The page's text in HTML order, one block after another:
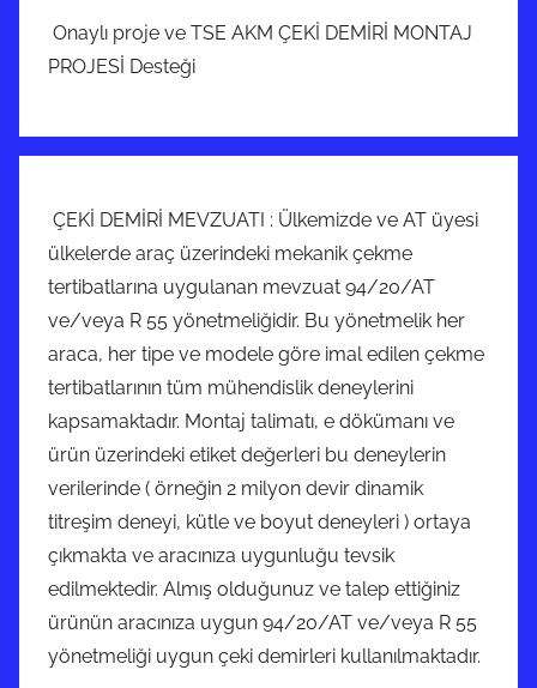
Onaylı proje ve TSE AKM ÇEKİ DEMİRİ MONTAJ
PROJESİ Desteği
ÇEKİ DEMİRİ MEVZUATI : Ülkemizde ve AT üyesi
ülkelerde araç üzerindeki mekanik çekme
tertibatlarına uygulanan mevzuat 94/20/AT
ve/veya R 55 yönetmeliğidir. Bu yönetmelik her
araca, her tipe ve modele göre imal edilen çekme
tertibatlarının tüm mühendislik deneylerini
kapsamaktadır. Montaj talimatı, e dökümanı ve
ürün üzerindeki etiket değerleri bu deneylerin
verilerinde ( örneğin 2 milyon devir dinamik
titreşim deneyi, kütle ve boyut deneyleri ) ortaya
çıkmakta ve aracınıza uygunluğu tevsik
edilmektedir. Almış olduğunuz ve talep ettiğiniz
ürünün aracınıza uygun 94/20/AT ve/veya R 55
yönetmeliği uygun çeki demirleri kullanılmaktadır.